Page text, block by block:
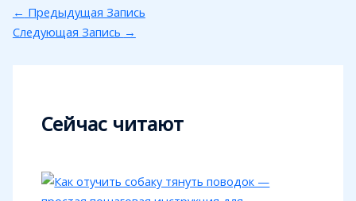
← Предыдущая Запись
Следующая Запись →
Сейчас читают